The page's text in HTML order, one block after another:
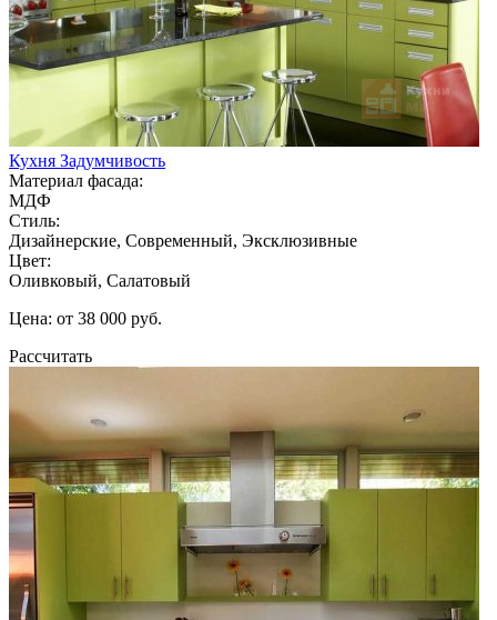
Кухня Задумчивость
Материал фасада:
МДФ
Стиль:
Дизайнерские, Современный, Эксклюзивные
Цвет:
Оливковый, Салатовый
Цена: от 38 000 руб.
Рассчитать